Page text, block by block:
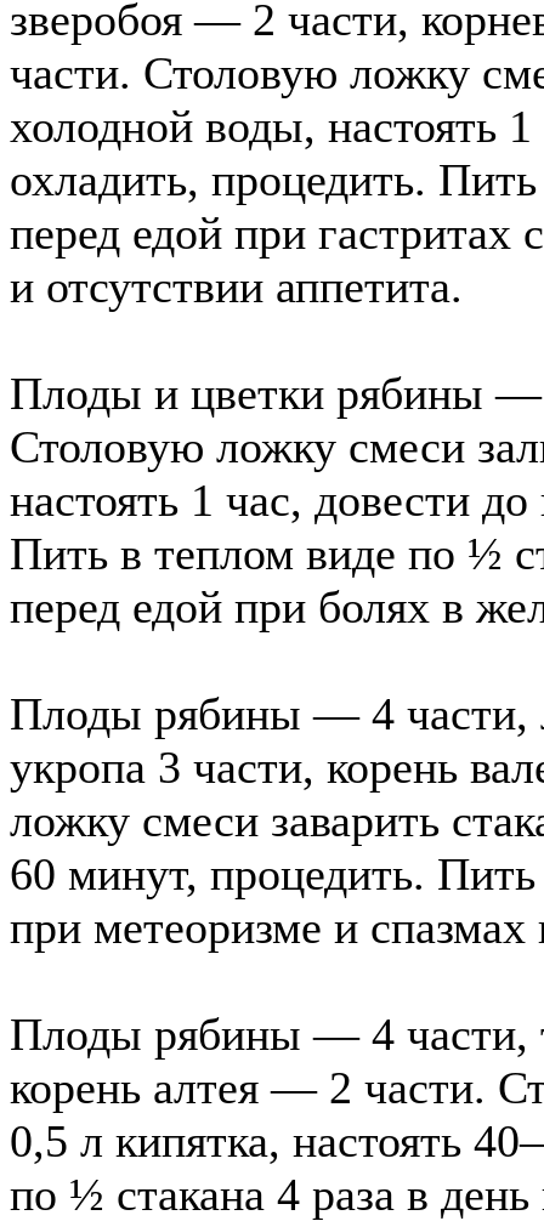
зверобоя — 2 части,
части. Столовую ложку
холодной воды, настоять
охладить, процедить.
перед едой при
и отсутствии аппетита.
Плоды и цветки рябины —
Столовую ложку смеси
настоять 1 час, довести
Пить в теплом виде по ½
перед едой при болях в
Плоды рябины — 4 части,
укропа 3 части, корень
ложку смеси заварить
60 минут, процедить.
при метеоризме и
Плоды рябины — 4 части,
корень алтея — 2 части.
0,5 л кипятка, настоять
по ½ стакана 4 раза в